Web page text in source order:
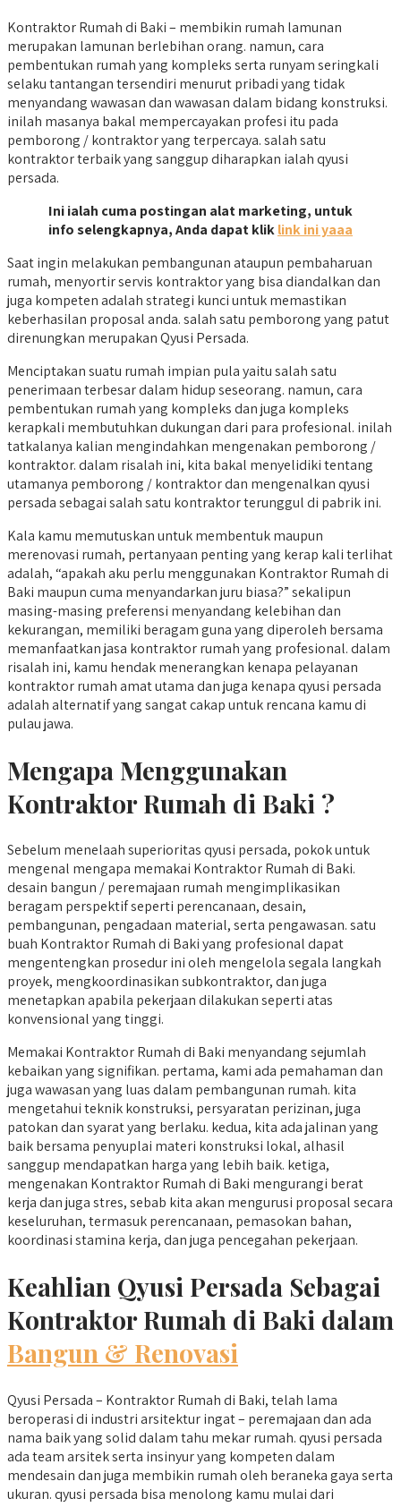
Kontraktor Rumah di Baki – membikin rumah lamunan
merupakan lamunan berlebihan orang. namun, cara
pembentukan rumah yang kompleks serta runyam seringkali
selaku tantangan tersendiri menurut pribadi yang tidak
menyandang wawasan dan wawasan dalam bidang konstruksi.
inilah masanya bakal mempercayakan profesi itu pada
pemborong / kontraktor yang terpercaya. salah satu
kontraktor terbaik yang sanggup diharapkan ialah qyusi
persada.
Ini ialah cuma postingan alat marketing, untuk
info selengkapnya, Anda dapat kliklink ini yaaa
Saat ingin melakukan pembangunan ataupun pembaharuan
rumah, menyortir servis kontraktor yang bisa diandalkan dan
juga kompeten adalah strategi kunci untuk memastikan
keberhasilan proposal anda. salah satu pemborong yang patut
direnungkan merupakan Qyusi Persada.
Menciptakan suatu rumah impian pula yaitu salah satu
penerimaan terbesar dalam hidup seseorang. namun, cara
pembentukan rumah yang kompleks dan juga kompleks
kerapkali membutuhkan dukungan dari para profesional. inilah
tatkalanya kalian mengindahkan mengenakan pemborong /
kontraktor. dalam risalah ini, kita bakal menyelidiki tentang
utamanya pemborong / kontraktor dan mengenalkan qyusi
persada sebagai salah satu kontraktor terunggul di pabrik ini.
Kala kamu memutuskan untuk membentuk maupun
merenovasi rumah, pertanyaan penting yang kerap kali terlihat
adalah, “apakah aku perlu menggunakan Kontraktor Rumah di
Baki maupun cuma menyandarkan juru biasa?” sekalipun
masing-masing preferensi menyandang kelebihan dan
kekurangan, memiliki beragam guna yang diperoleh bersama
memanfaatkan jasa kontraktor rumah yang profesional. dalam
risalah ini, kamu hendak menerangkan kenapa pelayanan
kontraktor rumah amat utama dan juga kenapa qyusi persada
adalah alternatif yang sangat cakap untuk rencana kamu di
pulau jawa.
Mengapa Menggunakan
Kontraktor Rumah di Baki ?
Sebelum menelaah superioritas qyusi persada, pokok untuk
mengenal mengapa memakai Kontraktor Rumah di Baki.
desain bangun / peremajaan rumah mengimplikasikan
beragam perspektif seperti perencanaan, desain,
pembangunan, pengadaan material, serta pengawasan. satu
buah Kontraktor Rumah di Baki yang profesional dapat
mengentengkan prosedur ini oleh mengelola segala langkah
proyek, mengkoordinasikan subkontraktor, dan juga
menetapkan apabila pekerjaan dilakukan seperti atas
konvensional yang tinggi.
Memakai Kontraktor Rumah di Baki menyandang sejumlah
kebaikan yang signifikan. pertama, kami ada pemahaman dan
juga wawasan yang luas dalam pembangunan rumah. kita
mengetahui teknik konstruksi, persyaratan perizinan, juga
patokan dan syarat yang berlaku. kedua, kita ada jalinan yang
baik bersama penyuplai materi konstruksi lokal, alhasil
sanggup mendapatkan harga yang lebih baik. ketiga,
mengenakan Kontraktor Rumah di Baki mengurangi berat
kerja dan juga stres, sebab kita akan mengurusi proposal secara
keseluruhan, termasuk perencanaan, pemasokan bahan,
koordinasi stamina kerja, dan juga pencegahan pekerjaan.
Keahlian Qyusi Persada Sebagai
Kontraktor Rumah di Baki dalam
Bangun & Renovasi
Qyusi Persada – Kontraktor Rumah di Baki, telah lama
beroperasi di industri arsitektur ingat – peremajaan dan ada
nama baik yang solid dalam tahu mekar rumah. qyusi persada
ada team arsitek serta insinyur yang kompeten dalam
mendesain dan juga membikin rumah oleh beraneka gaya serta
ukuran. qyusi persada bisa menolong kamu mulai dari